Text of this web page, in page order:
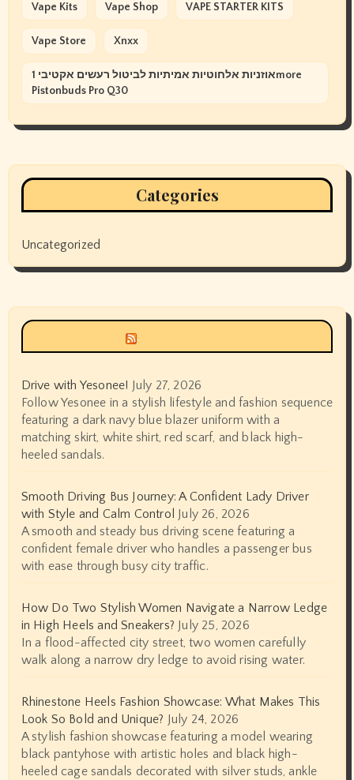
Vape Kits Vape Shop VAPE STARTER KITS
Vape Store Xnxx
אוזניות אלחוטיות אמיתיות לביטול רעשים אקטיבי 1more
Pistonbuds Pro Q30
Categories
Uncategorized
Drive with Yesonee! July 27, 2026
Follow Yesonee in a stylish lifestyle and fashion sequence
featuring a dark navy blue blazer uniform with a
matching skirt, white shirt, red scarf, and black high-
heeled sandals.
Smooth Driving Bus Journey: A Confident Lady Driver
with Style and Calm Control July 26, 2026
A smooth and steady bus driving scene featuring a
confident female driver who handles a passenger bus
with ease through busy city traffic.
How Do Two Stylish Women Navigate a Narrow Ledge
in High Heels and Sneakers? July 25, 2026
In a flood-affected city street, two women carefully
walk along a narrow dry ledge to avoid rising water.
Rhinestone Heels Fashion Showcase: What Makes This
Look So Bold and Unique? July 24, 2026
A stylish fashion showcase featuring a model wearing
black pantyhose with artistic holes and black high-
heeled cage sandals decorated with silver studs, ankle